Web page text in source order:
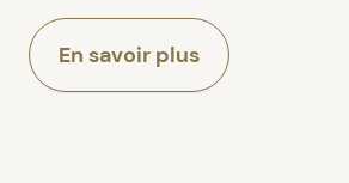
En savoir plus